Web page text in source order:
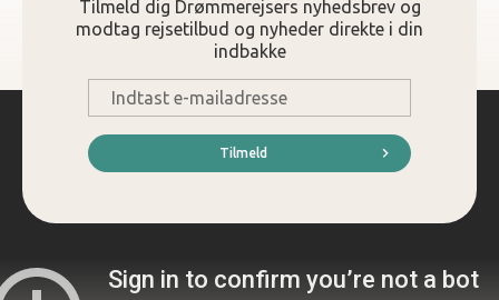
Tilmeld dig Drømmerejsers nyhedsbrev og
modtag rejsetilbud og nyheder direkte i din
indbakke
mail
*
Tilmeld